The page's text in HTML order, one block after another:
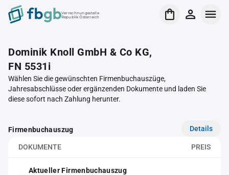
Verrechnungsstelle
Republik Österreich
Dominik Knoll GmbH & Co KG,
FN 5531i
Wählen Sie die gewünschten Firmenbuchauszüge,
Jahresabschlüsse oder ergänzenden Dokumente und laden Sie
diese sofort nach Zahlung herunter.
Firmenbuchauszug Details
DOKUMENTE PREIS
Aktueller Firmenbuchauszug